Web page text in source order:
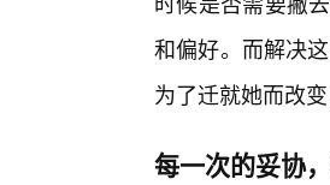
和偏好。而解决
为了迁就她而改
每一次的妥协